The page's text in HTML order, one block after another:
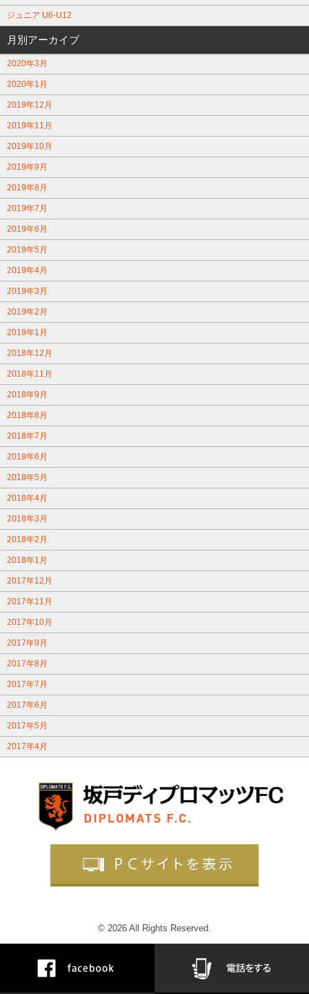
ジュニア U6-U12
月別アーカイブ
2020年3月
2020年1月
2019年12月
2019年11月
2019年10月
2019年9月
2019年8月
2019年7月
2019年6月
2019年5月
2019年4月
2019年3月
2019年2月
2019年1月
2018年12月
2018年11月
2018年9月
2018年8月
2018年7月
2018年6月
2018年5月
2018年4月
2018年3月
2018年2月
2018年1月
2017年12月
2017年11月
2017年10月
2017年9月
2017年8月
2017年7月
2017年6月
2017年5月
2017年4月
© 2026 All Rights Reserved.